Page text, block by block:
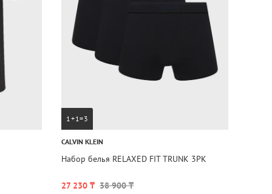
1+1=3
CALVIN KLEIN
Набор белья RELAXED FIT TRUNK 3PK
27 230 ₸ 38 900 ₸